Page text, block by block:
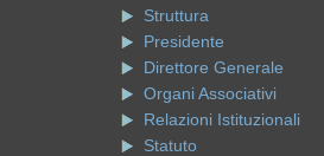
Struttura
Presidente
Direttore Generale
Organi Associativi
Relazioni Istituzionali
Statuto